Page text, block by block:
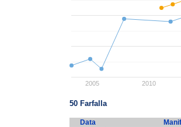
2005 2010
50 Farfalla
Data